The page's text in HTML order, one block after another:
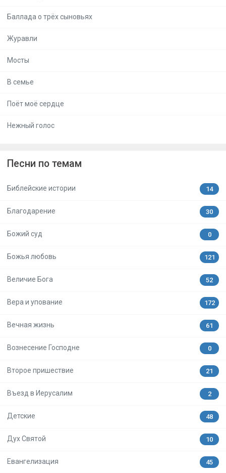
Баллада о трёх сыновьях
Журавли
Мосты
В семье
Поёт моё сердце
Нежный голос
Песни по темам
Библейские истории 14
Благодарение 30
Божий суд 0
Божья любовь 121
Величие Бога 52
Вера и упование 172
Вечная жизнь 61
Вознесение Господне 0
Второе пришествие 21
Въезд в Иерусалим 2
Детские 48
Дух Святой 10
Евангелизация 45